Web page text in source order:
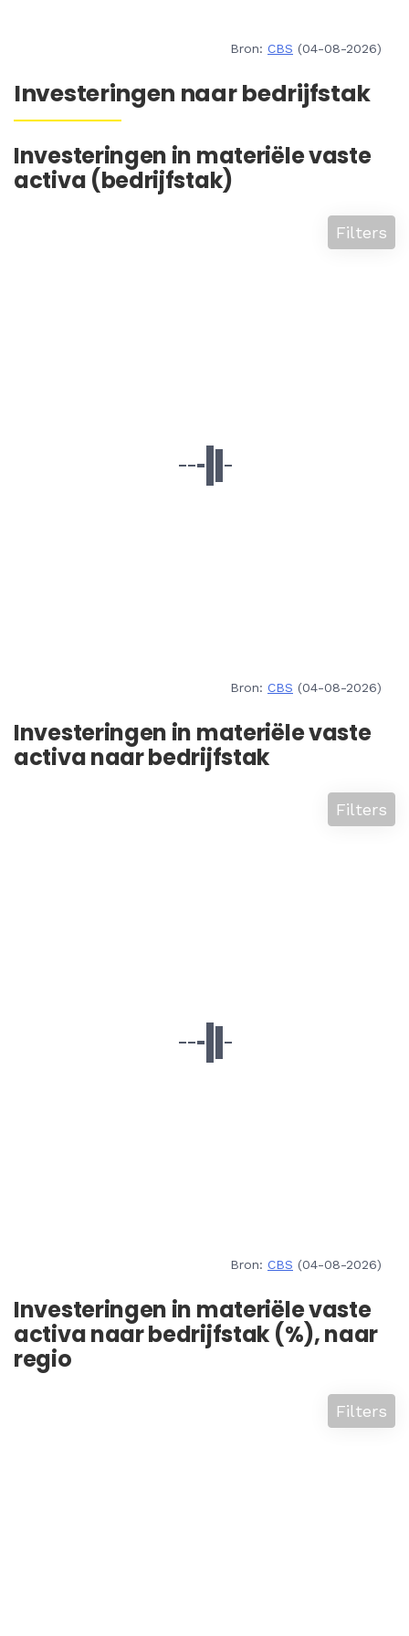
Bron: CBS (04-08-2026)
Investeringen naar bedrijfstak
Investeringen in materiële vaste
activa (bedrijfstak)
Filters
Bron: CBS (04-08-2026)
Investeringen in materiële vaste
activa naar bedrijfstak
Filters
Bron: CBS (04-08-2026)
Investeringen in materiële vaste
activa naar bedrijfstak (%), naar
regio
Filters